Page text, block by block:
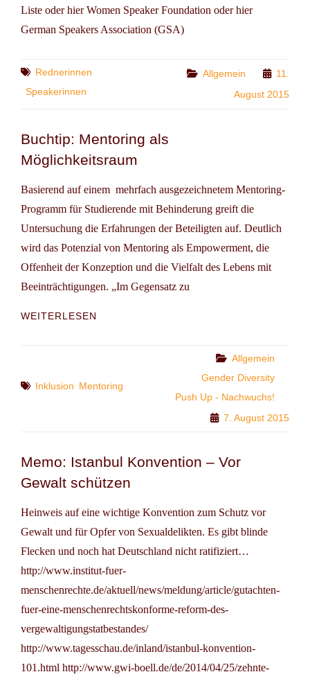
Liste oder hier Women Speaker Foundation oder hier
German Speakers Association (GSA)
Tags
Rednerinnen
Speakerinnen
Categories
Allgemein
11.
August 2015
Buchtip: Mentoring als
Möglichkeitsraum
Basierend auf einem mehrfach ausgezeichnetem Mentoring-
Programm für Studierende mit Behinderung greift die
Untersuchung die Erfahrungen der Beteiligten auf. Deutlich
wird das Potenzial von Mentoring als Empowerment, die
Offenheit der Konzeption und die Vielfalt des Lebens mit
Beeinträchtigungen. „Im Gegensatz zu
WEITERLESEN
Tags
Inklusion Mentoring
Categories
Allgemein
Gender Diversity
Push Up - Nachwuchs!
7. August 2015
Memo: Istanbul Konvention – Vor
Gewalt schützen
Heinweis auf eine wichtige Konvention zum Schutz vor
Gewalt und für Opfer von Sexualdelikten. Es gibt blinde
Flecken und noch hat Deutschland nicht ratifiziert…
http://www.institut-fuer-
menschenrechte.de/aktuell/news/meldung/article/gutachten-
fuer-eine-menschenrechtskonforme-reform-des-
vergewaltigungstatbestandes/
http://www.tagesschau.de/inland/istanbul-konvention-
101.html http://www.gwi-boell.de/de/2014/04/25/zehnte-